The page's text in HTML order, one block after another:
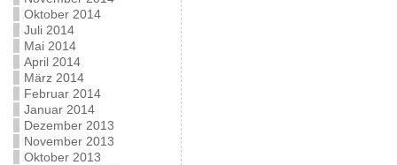
Oktober 2014
Juli 2014
Mai 2014
April 2014
März 2014
Februar 2014
Januar 2014
Dezember 2013
November 2013
Oktober 2013